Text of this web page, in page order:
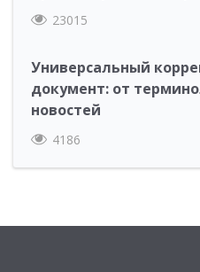
23015
Универсальный
документ: от
новостей
4186